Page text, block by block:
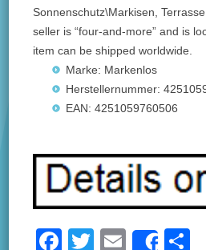
Sonnenschutz\Markisen,
seller is “four-and-more” and is
item can be shipped worldwide.
Marke: Markenlos
Herstellernummer:
EAN: 4251059760506
F T E